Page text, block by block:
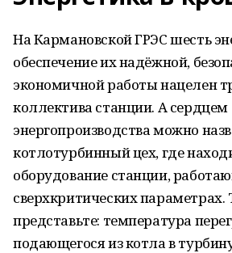
На Кармановской ГРЭС шесть
обеспечение их надёжной,
экономичной работы нацелен
коллектива станции. А сердцем
энергопроизводства можно
котлотурбинный цех, где
оборудование станции,
сверхкритических параметрах.
представьте: температура
подающегося из котла в